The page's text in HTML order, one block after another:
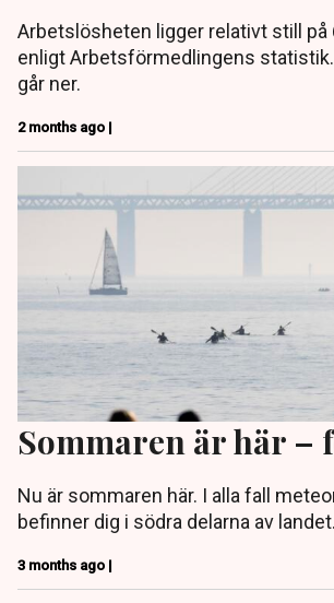
Arbetslösheten ligger relativt still på
enligt Arbetsförmedlingens
går ner.
2 months ago |
Sommaren är här –
Nu är sommaren här. I alla fall
befinner dig i södra delarna av landet.
3 months ago |